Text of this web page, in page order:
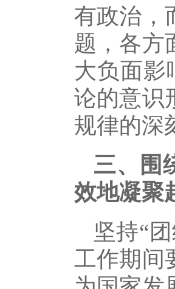
有政治，
题，各方
大负面影
论的意识
规律的深
三、围
效地凝聚
坚持“
工作期间